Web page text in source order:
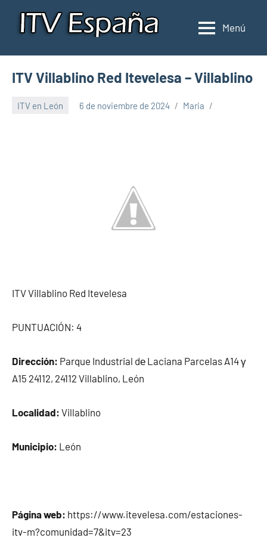
Inspección
de
ITV
Donde
ITV
España
Menú
ITV Villablino Red Itevelesa – Villablino
ITV en León 6 de noviembre de 2024 Maria
ITV Villablino Red Itevelesa
PUNTUACIÓN: 4
Dirección: Parque Industrial dе Laciana Parcelas A14 γ
A15 24112, 24112 Villablino, León
Localidad: Villablino
Municipio: León
Página web: https://www.itevelesa.com/estaciones-
itv-m?comunidad=7&itv=23